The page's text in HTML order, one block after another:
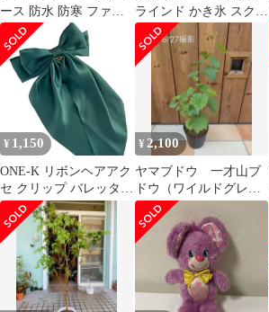
ース 防水 防寒 ファー
ボア あったかい スノー
ブーツ 雪 ぺたんこ シ
ューズ 靴 BOGS ボグス
roybog72241 グレープ 7
インチ24.0cm
ラインド かき氷 スクイ
ーズ シャリ ジャリ ア
メジスト
¥ 1,150
ONE-K リボンヘアアク
セ クリップ バレッタク
リップ 髪飾り ヘアー
お姫様 ロリータ 可愛い
キッズ おしゃれ 結婚式
蝶結び 誕生日 大きい
¥2,100
ヤマブドウ 一才山ブ
ドウ（ワイルドグレー
プ）5号プラ鉢 鉢ごと